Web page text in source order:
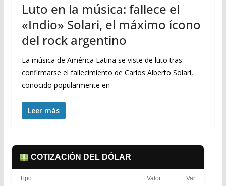
Luto en la música: fallece el
«Indio» Solari, el máximo ícono
del rock argentino
La música de América Latina se viste de luto tras
confirmarse el fallecimiento de Carlos Alberto Solari,
conocido popularmente en
Leer más
COTIZACIÓN DEL DÓLAR
Tipo Valor Var.